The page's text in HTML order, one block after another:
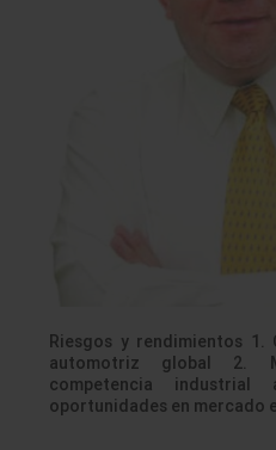
Riesgos y rendimientos 1.
automotriz global 2.
competencia
oportunidades en mercado